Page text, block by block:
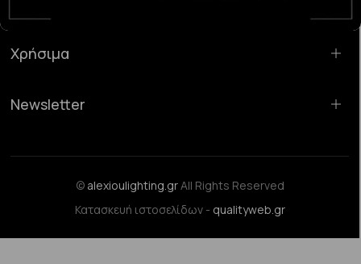
Χρήσιμα
Newsletter
© alexioulighting.grAll Rights Reserved
Κατασκευή ιστοσελίδων - qualityweb.gr